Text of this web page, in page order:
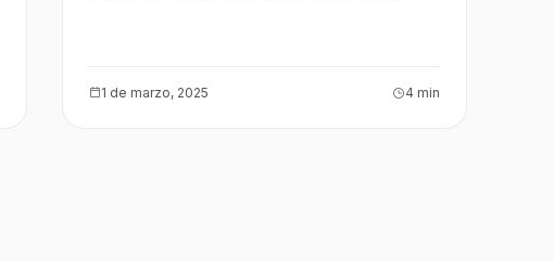
1 de marzo, 2025 4 min